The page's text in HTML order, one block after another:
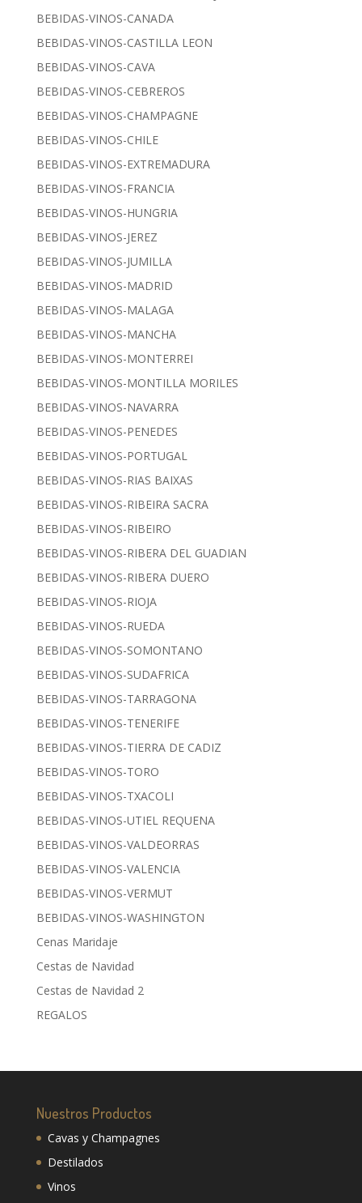
BEBIDAS-VINOS-CANADA
BEBIDAS-VINOS-CASTILLA LEON
BEBIDAS-VINOS-CAVA
BEBIDAS-VINOS-CEBREROS
BEBIDAS-VINOS-CHAMPAGNE
BEBIDAS-VINOS-CHILE
BEBIDAS-VINOS-EXTREMADURA
BEBIDAS-VINOS-FRANCIA
BEBIDAS-VINOS-HUNGRIA
BEBIDAS-VINOS-JEREZ
BEBIDAS-VINOS-JUMILLA
BEBIDAS-VINOS-MADRID
BEBIDAS-VINOS-MALAGA
BEBIDAS-VINOS-MANCHA
BEBIDAS-VINOS-MONTERREI
BEBIDAS-VINOS-MONTILLA MORILES
BEBIDAS-VINOS-NAVARRA
BEBIDAS-VINOS-PENEDES
BEBIDAS-VINOS-PORTUGAL
BEBIDAS-VINOS-RIAS BAIXAS
BEBIDAS-VINOS-RIBEIRA SACRA
BEBIDAS-VINOS-RIBEIRO
BEBIDAS-VINOS-RIBERA DEL GUADIAN
BEBIDAS-VINOS-RIBERA DUERO
BEBIDAS-VINOS-RIOJA
BEBIDAS-VINOS-RUEDA
BEBIDAS-VINOS-SOMONTANO
BEBIDAS-VINOS-SUDAFRICA
BEBIDAS-VINOS-TARRAGONA
BEBIDAS-VINOS-TENERIFE
BEBIDAS-VINOS-TIERRA DE CADIZ
BEBIDAS-VINOS-TORO
BEBIDAS-VINOS-TXACOLI
BEBIDAS-VINOS-UTIEL REQUENA
BEBIDAS-VINOS-VALDEORRAS
BEBIDAS-VINOS-VALENCIA
BEBIDAS-VINOS-VERMUT
BEBIDAS-VINOS-WASHINGTON
Cenas Maridaje
Cestas de Navidad
Cestas de Navidad 2
REGALOS
Nuestros Productos
Cavas y Champagnes
Destilados
Vinos